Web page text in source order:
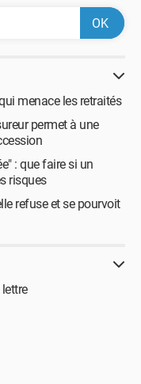
menace les retraités
permet à une
: que faire si un
risques
refuse et se pourvoit